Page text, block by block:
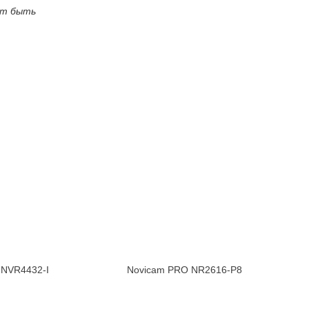
быть
I Novicam PRO NR2616-P8